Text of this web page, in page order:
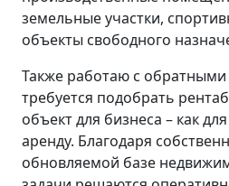
земельные участки,
объекты свободного
Также работаю с обратными
требуется подобрать
объект для бизнеса – как
аренду. Благодаря
обновляемой базе